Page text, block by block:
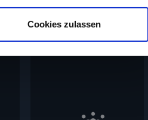
kostenlos ansehen. Bitte beachte,
ist. Wir verwenden Cookies, um
diese Informationen
sie im Rahmen deiner
Cookies zulassen